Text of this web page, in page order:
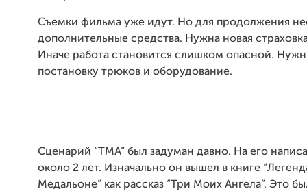
Съемки фильма уже идут. Но для продолжения
дополнительные средства. Нужна новая
Иначе работа становится слишком опасной.
постановку трюков и оборудование.
Сценарий “ТМА” был задуман давно. На его
около 2 лет. Изначально он вышел в книге
Медальоне” как рассказ “Три Моих Ангела”. Это